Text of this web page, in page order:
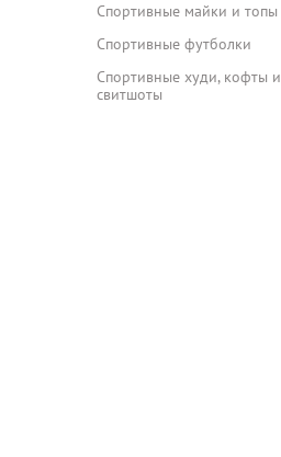
Спортивные майки и топы
Спортивные футболки
Спортивные худи, кофты и
свитшоты